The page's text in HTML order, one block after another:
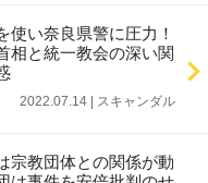
使い奈良県警に圧力！
相と統一教会の深い関
2022.07.14 | スキャンダル
教団体との関係が動